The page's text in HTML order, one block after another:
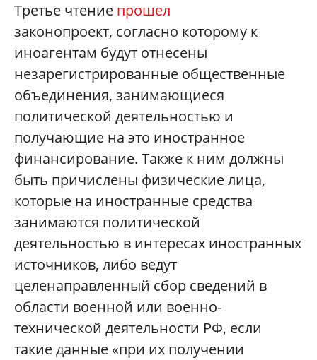
Третье чтение прошел
законопроект, согласно которому к
иноагентам будут отнесены
незарегистрированные общественные
объединения, занимающиеся
политической деятельностью и
получающие на это иностранное
финансирование. Также к ним должны
быть причислены физические лица,
которые на иностранные средства
занимаются политической
деятельностью в интересах иностранных
источников, либо ведут
целенаправленный сбор сведений в
области военной или военно-
технической деятельности РФ, если
такие данные «при их получении